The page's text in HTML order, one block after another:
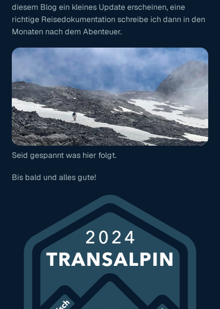
diesem Blog ein kleines Update erscheinen, eine
richtige Reisedokumentation schreibe ich dann in den
Monaten nach dem Abenteuer.
Seid gespannt was hier folgt.
Bis bald und alles gute!